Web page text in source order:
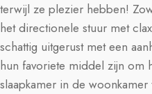
terwijl ze plezier hebben!
het directionele stuur met
schattig uitgerust met een
hun favoriete middel zijn om
slaapkamer in de